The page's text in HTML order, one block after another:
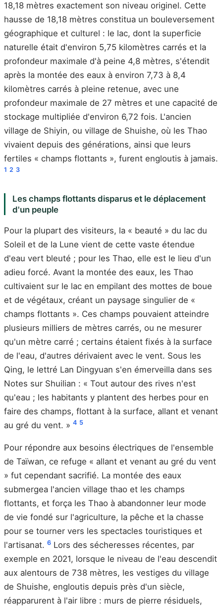
18,18 mètres exactement son niveau originel. Cette
hausse de 18,18 mètres constitua un bouleversement
géographique et culturel : le lac, dont la superficie
naturelle était d'environ 5,75 kilomètres carrés et la
profondeur maximale d'à peine 4,8 mètres, s'étendit
après la montée des eaux à environ 7,73 à 8,4
kilomètres carrés à pleine retenue, avec une
profondeur maximale de 27 mètres et une capacité de
stockage multipliée d'environ 6,72 fois. L'ancien
village de Shiyin, ou village de Shuishe, où les Thao
vivaient depuis des générations, ainsi que leurs
fertiles « champs flottants », furent engloutis à jamais.
1 2 3
Les champs flottants disparus et le déplacement
d'un peuple
Pour la plupart des visiteurs, la « beauté » du lac du
Soleil et de la Lune vient de cette vaste étendue
d'eau vert bleuté ; pour les Thao, elle est le lieu d'un
adieu forcé. Avant la montée des eaux, les Thao
cultivaient sur le lac en empilant des mottes de boue
et de végétaux, créant un paysage singulier de «
champs flottants ». Ces champs pouvaient atteindre
plusieurs milliers de mètres carrés, ou ne mesurer
qu'un mètre carré ; certains étaient fixés à la surface
de l'eau, d'autres dérivaient avec le vent. Sous les
Qing, le lettré Lan Dingyuan s'en émerveilla dans ses
Notes sur Shuilian : « Tout autour des rives n'est
qu'eau ; les habitants y plantent des herbes pour en
faire des champs, flottant à la surface, allant et venant
au gré du vent. » 4 5
Pour répondre aux besoins électriques de l'ensemble
de Taïwan, ce refuge « allant et venant au gré du vent
» fut cependant sacrifié. La montée des eaux
submergea l'ancien village thao et les champs
flottants, et força les Thao à abandonner leur mode
de vie fondé sur l'agriculture, la pêche et la chasse
pour se tourner vers les spectacles touristiques et
l'artisanat. 6 Lors des sécheresses récentes, par
exemple en 2021, lorsque le niveau de l'eau descendit
aux alentours de 738 mètres, les vestiges du village
de Shuishe, engloutis depuis près d'un siècle,
réapparurent à l'air libre : murs de pierre résiduels,